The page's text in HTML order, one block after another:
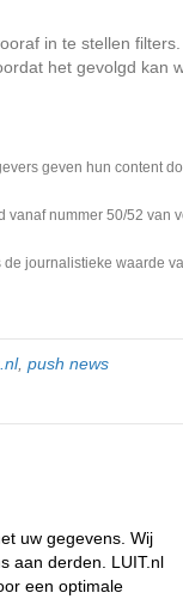
in te stellen
het gevolgd kan
geven hun content
vanaf nummer 50/52 van
journalistieke waarde
, push news
uw gegevens. Wij
aan derden. LUIT.nl
een optimale